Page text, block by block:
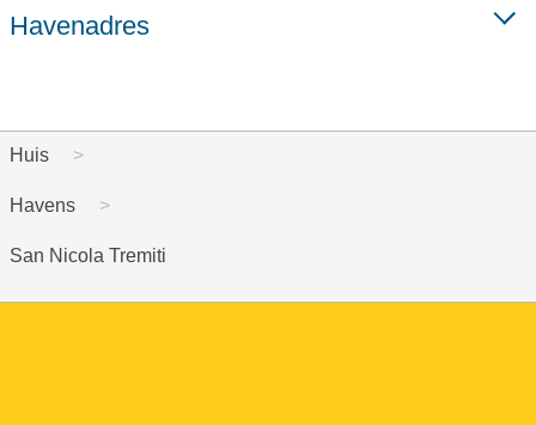
Havenadres
Huis
Havens
San Nicola Tremiti